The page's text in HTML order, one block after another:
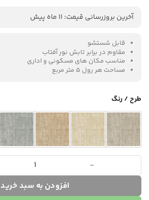
آخرین بروزرسانی قیمت: 11 ماه پیش
قابل شستشو
مقاوم در برابر تابش نور آفتاب
مناسب مکان های مسکونی و اداری
مساحت هر رول 5 متر مربع
طرح / رنگ
کاغذدیواری Trame | Cristiana Masi عدد
افزودن به سبد خرید